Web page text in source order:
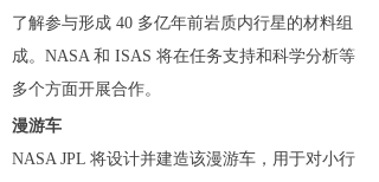
了解参与形成 40 多亿年前岩质内行星的材料组
成。NASA 和 ISAS 将在任务支持和科学分析等
多个方面开展合作。
漫游车
NASA JPL 将设计并建造该漫游车，用于对小行